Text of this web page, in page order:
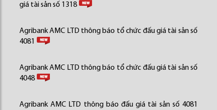
giá tài sản số 1318
Agribank AMC LTD thông báo tổ chức đấu giá tài sản số
4081
Agribank AMC LTD thông báo tổ chức đấu giá tài sản số
4048
Agribank AMC LTD thông báo đấu giá tài sản số 4081